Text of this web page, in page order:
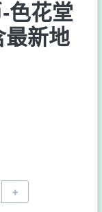
色花堂
最新地
+